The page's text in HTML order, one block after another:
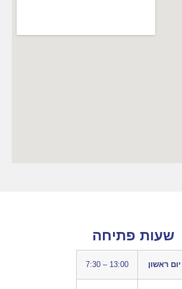
שעות פתיחה
יום ראשון 7:30 – 13:00